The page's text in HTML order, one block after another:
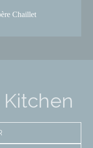
Chaillet